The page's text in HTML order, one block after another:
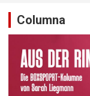
Columna